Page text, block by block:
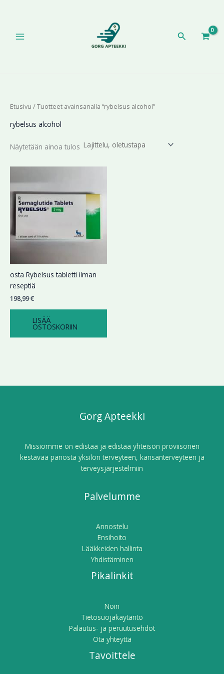
Hae
Etusivu / Tuotteet avainsanalla “rybelsus alcohol”
rybelsus alcohol
Näytetään ainoa tulos
osta Rybelsus tabletti ilman
reseptiä
198,99€
LISÄÄ
OSTOSKORIIN
Gorg Apteekki
Missiomme on edistää ja edistää yhteisön proviisorien
kestävää panosta yksilön terveyteen, kansanterveyteen ja
terveysjärjestelmiin
Palvelumme
Annostelu
Ensihoito
Lääkkeiden hallinta
Yhdistäminen
Pikalinkit
Noin
Tietosuojakäytäntö
Palautus- ja peruutusehdot
Ota yhteyttä
Tavoittele